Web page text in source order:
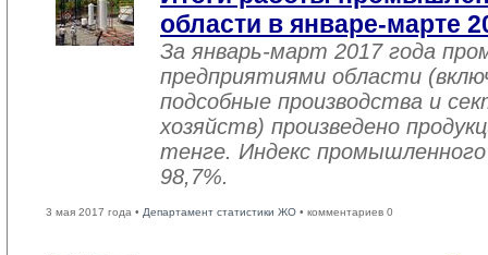
области в январе-марте
За январь-март 2017 года
предприятиями области
подсобные производства и
хозяйств) произведено
тенге. Индекс
98,7%.
3 мая 2017 года • Департамент статистики ЖО • комментариев 0